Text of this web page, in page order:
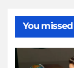
You missed